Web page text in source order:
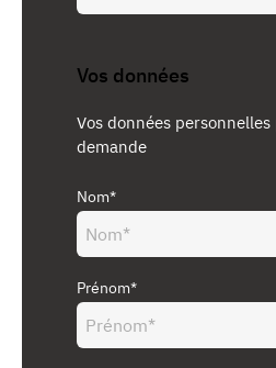
Vos données
Vos données
demande
Nom*
Prénom*